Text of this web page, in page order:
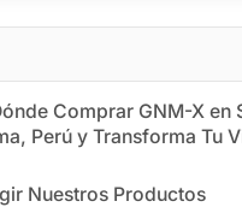
Comprar GNM-X en
Perú y Transforma Tu
Nuestros Productos